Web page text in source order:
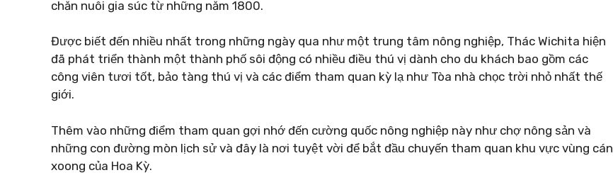
chăn nuôi gia súc từ những năm 1800.
Được biết đến nhiều nhất trong những ngày qua như một trung tâm nông nghiệp, Thác Wichita hiện
đã phát triển thành một thành phố sôi động có nhiều điều thú vị dành cho du khách bao gồm các
công viên tươi tốt, bảo tàng thú vị và các điểm tham quan kỳ lạ như Tòa nhà chọc trời nhỏ nhất thế
giới.
Thêm vào những điểm tham quan gợi nhớ đến cường quốc nông nghiệp này như chợ nông sản và
những con đường mòn lịch sử và đây là nơi tuyệt vời để bắt đầu chuyến tham quan khu vực vùng cán
xoong của Hoa Kỳ.